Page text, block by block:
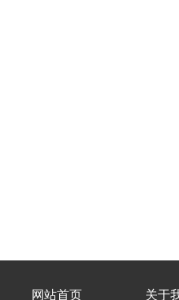
网站首页 关于